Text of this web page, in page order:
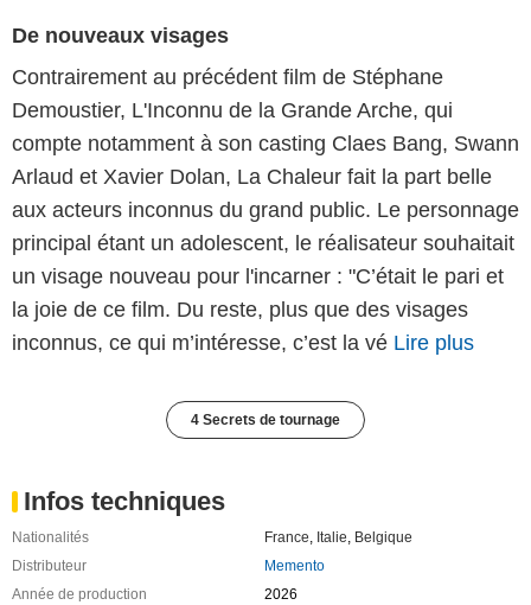
De nouveaux visages
Contrairement au précédent film de Stéphane
Demoustier, L'Inconnu de la Grande Arche, qui
compte notamment à son casting Claes Bang, Swann
Arlaud et Xavier Dolan, La Chaleur fait la part belle
aux acteurs inconnus du grand public. Le personnage
principal étant un adolescent, le réalisateur souhaitait
un visage nouveau pour l'incarner : "C’était le pari et
la joie de ce film. Du reste, plus que des visages
inconnus, ce qui m’intéresse, c’est la vé Lire plus
4 Secrets de tournage
Infos techniques
Nationalités France, Italie, Belgique
Distributeur
Memento
Année de production
2026